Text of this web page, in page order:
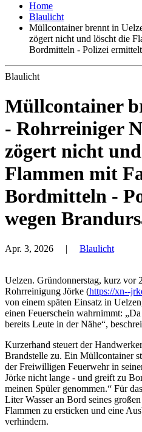
Home
Blaulicht
Müllcontainer brennt in
zögert nicht und löscht die
Bordmitteln - Polizei
Blaulicht
Müllcontainer
- Rohrreiniger
zögert nicht
Flammen mit
Bordmitteln -
wegen
Apr. 3, 2026 | Blaulicht
Uelzen. Gründonnerstag, kurz vor
Rohrreinigung Jörke (https://xn--
von einem späten Einsatz in
einen Feuerschein wahrnimmt:
bereits Leute in der Nähe“,
Kurzerhand steuert der
Brandstelle zu. Ein Müllcontainer
der Freiwilligen Feuerwehr in
Jörke nicht lange - und greift zu
meinen Spüler genommen.“ Für
Liter Wasser an Bord seines
Flammen zu ersticken und eine
verhindern.